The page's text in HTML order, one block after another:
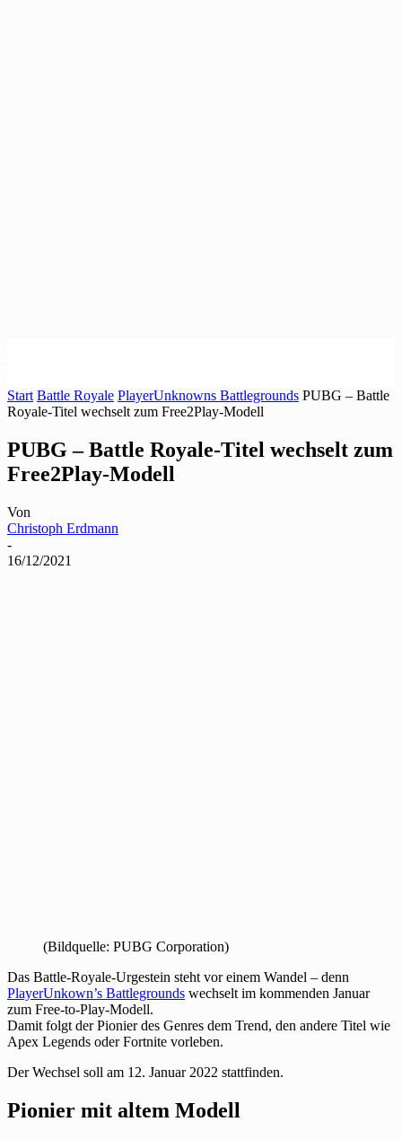
Start Battle Royale PlayerUnknowns Battlegrounds PUBG – Battle
Royale-Titel wechselt zum Free2Play-Modell
PUBG – Battle Royale-Titel wechselt zum
Free2Play-Modell
Von
Christoph Erdmann
-
16/12/2021
(Bildquelle: PUBG Corporation)
Das Battle-Royale-Urgestein steht vor einem Wandel – denn
PlayerUnkown’s Battlegrounds wechselt im kommenden Januar
zum Free-to-Play-Modell.
Damit folgt der Pionier des Genres dem Trend, den andere Titel wie
Apex Legends oder Fortnite vorleben.
Der Wechsel soll am 12. Januar 2022 stattfinden.
Pionier mit altem Modell